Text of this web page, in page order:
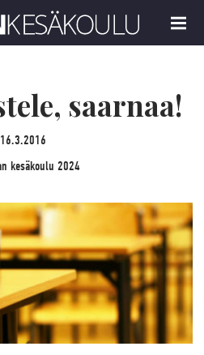
MENU
saarnaa!
16.3.2016
kesäkoulu 2024